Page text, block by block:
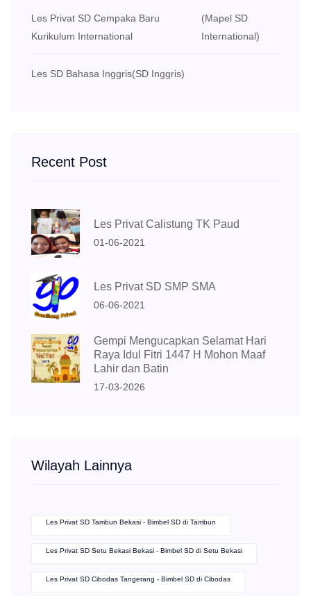
Les Privat SD Cempaka Baru
Kurikulum International
(Mapel SD
International)
Les SD Bahasa Inggris(SD Inggris)
Recent Post
Les Privat Calistung TK Paud
01-06-2021
Les Privat SD SMP SMA
06-06-2021
Gempi Mengucapkan Selamat Hari
Raya Idul Fitri 1447 H Mohon Maaf
Lahir dan Batin
17-03-2026
Wilayah Lainnya
Les Privat SD Tambun Bekasi - Bimbel SD di Tambun
Les Privat SD Setu Bekasi Bekasi - Bimbel SD di Setu Bekasi
Les Privat SD Cibodas Tangerang - Bimbel SD di Cibodas